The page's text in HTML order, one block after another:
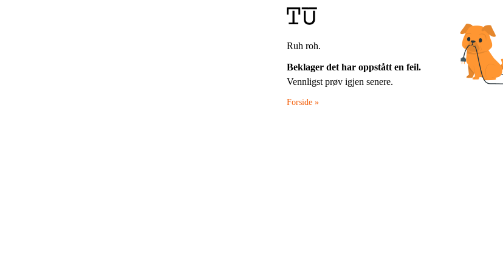
Ruh roh.
Beklager det har oppstått en feil.
Vennligst prøv igjen senere.
Forside »